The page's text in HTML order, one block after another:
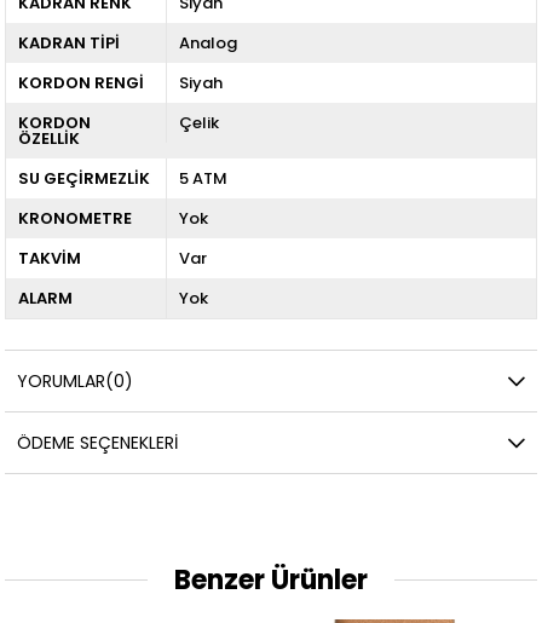
KADRAN TİPİ
Analog
KORDON RENGİ
Siyah
KORDON
ÖZELLİK
Çelik
SU GEÇİRMEZLİK
5 ATM
KRONOMETRE
Yok
TAKVİM
Var
ALARM
Yok
YORUMLAR(0)
ÖDEME SEÇENEKLERI
Benzer Ürünler